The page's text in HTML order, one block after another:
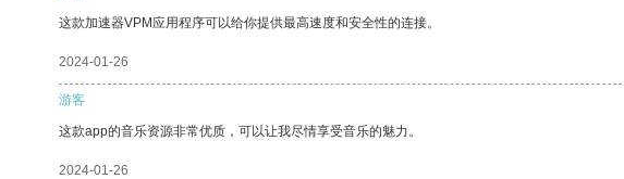
这款加速器VPM应用程序可以给你提供最高速度和安全性的连接。
2024-01-26
游客
这款app的音乐资源非常优质，可以让我尽情享受音乐的魅力。
2024-01-26